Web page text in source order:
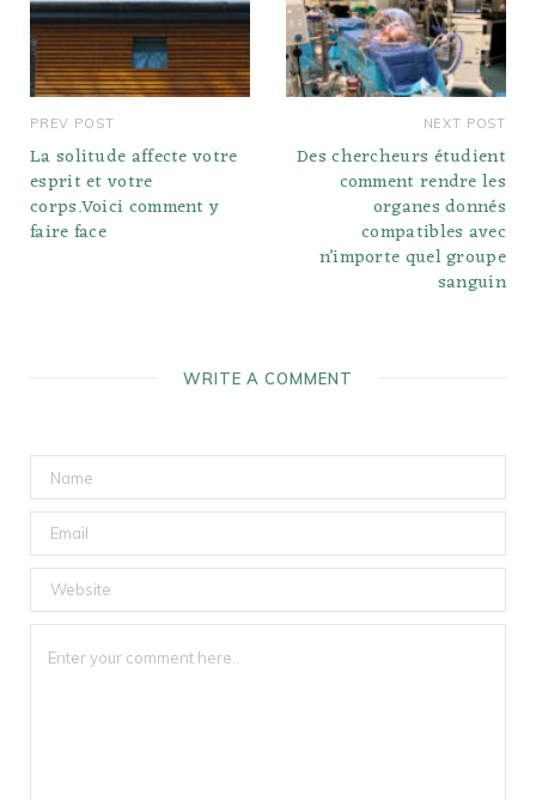
PREV POST
La solitude affecte votre
esprit et votre
corps.Voici comment y
faire face
NEXT POST
Des chercheurs étudient
comment rendre les
organes donnés
compatibles avec
n’importe quel groupe
sanguin
WRITE A COMMENT